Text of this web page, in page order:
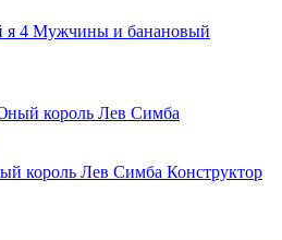
4 Мужчины и банановый
король Лев Симба Конструктор